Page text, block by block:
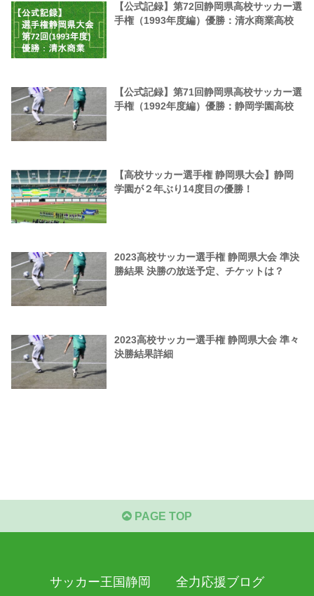
【公式記録】第72回静岡県高校サッカー選
手権（1993年度編）優勝：清水商業高校
【公式記録】第71回静岡県高校サッカー選
手権（1992年度編）優勝：静岡学園高校
【高校サッカー選手権 静岡県大会】静岡
学園が２年ぶり14度目の優勝！
2023高校サッカー選手権 静岡県大会 準決
勝結果 決勝の放送予定、チケットは？
2023高校サッカー選手権 静岡県大会 準々
決勝結果詳細
PAGE TOP
サッカー王国静岡 全力応援ブログ